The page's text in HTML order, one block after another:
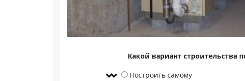
Какой вариант строительства
Построить самому